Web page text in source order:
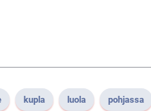
kupla luola pohjassa